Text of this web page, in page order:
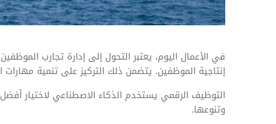
في الأعمال اليوم، يعتبر التحول إلى إدارة تجارب
إنتاجية الموظفين. يتضمن ذلك التركيز على تنمية
التوظيف الرقمي يستخدم الذكاء الاصطناعي لاختيار
وتنوعها.